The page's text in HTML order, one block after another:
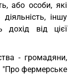
або особи, які
діяльність, іншу
дохід від цієї
- громадяни,
"Про фермерське